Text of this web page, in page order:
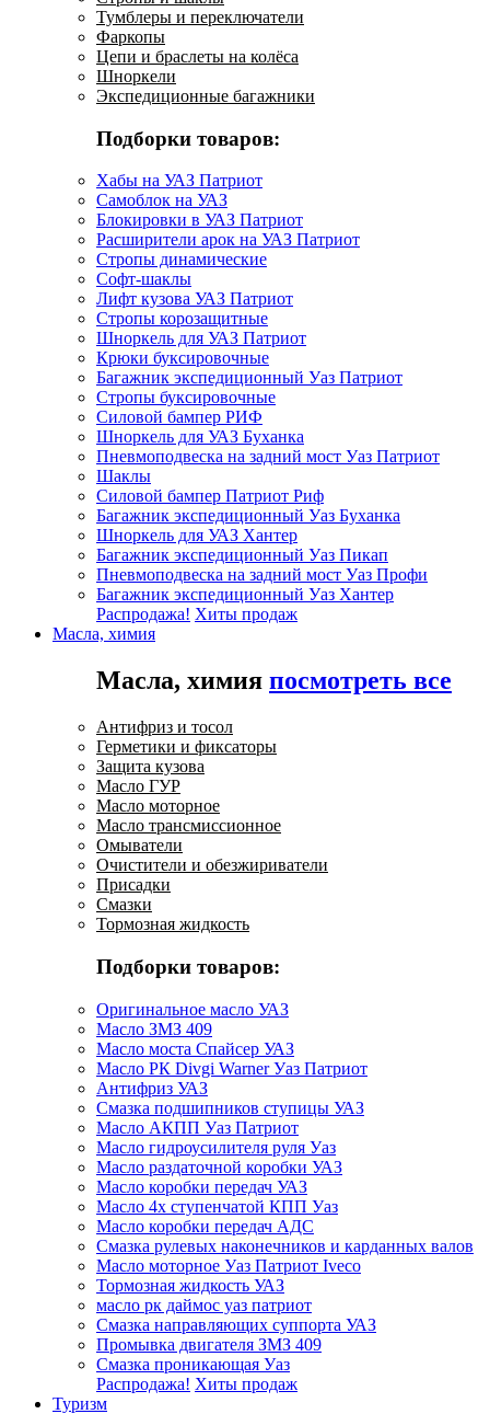
Тумблеры и переключатели
Фаркопы
Цепи и браслеты на колёса
Шноркели
Экспедиционные багажники
Подборки товаров:
Хабы на УАЗ Патриот
Самоблок на УАЗ
Блокировки в УАЗ Патриот
Расширители арок на УАЗ Патриот
Стропы динамические
Софт-шаклы
Лифт кузова УАЗ Патриот
Стропы корозащитные
Шноркель для УАЗ Патриот
Крюки буксировочные
Багажник экспедиционный Уаз Патриот
Стропы буксировочные
Силовой бампер РИФ
Шноркель для УАЗ Буханка
Пневмоподвеска на задний мост Уаз Патриот
Шаклы
Силовой бампер Патриот Риф
Багажник экспедиционный Уаз Буханка
Шноркель для УАЗ Хантер
Багажник экспедиционный Уаз Пикап
Пневмоподвеска на задний мост Уаз Профи
Багажник экспедиционный Уаз Хантер
Распродажа! Хиты продаж
Масла, химия
Масла, химия посмотреть все
Антифриз и тосол
Герметики и фиксаторы
Защита кузова
Масло ГУР
Масло моторное
Масло трансмиссионное
Омыватели
Очистители и обезжириватели
Присадки
Смазки
Тормозная жидкость
Подборки товаров:
Оригинальное масло УАЗ
Масло ЗМЗ 409
Масло моста Спайсер УАЗ
Масло РК Divgi Warner Уаз Патриот
Антифриз УАЗ
Смазка подшипников ступицы УАЗ
Масло АКПП Уаз Патриот
Масло гидроусилителя руля Уаз
Масло раздаточной коробки УАЗ
Масло коробки передач УАЗ
Масло 4х ступенчатой КПП Уаз
Масло коробки передач АДС
Смазка рулевых наконечников и карданных валов
Масло моторное Уаз Патриот Iveco
Тормозная жидкость УАЗ
масло рк даймос уаз патриот
Смазка направляющих суппорта УАЗ
Промывка двигателя ЗМЗ 409
Смазка проникающая Уаз
Распродажа! Хиты продаж
Туризм